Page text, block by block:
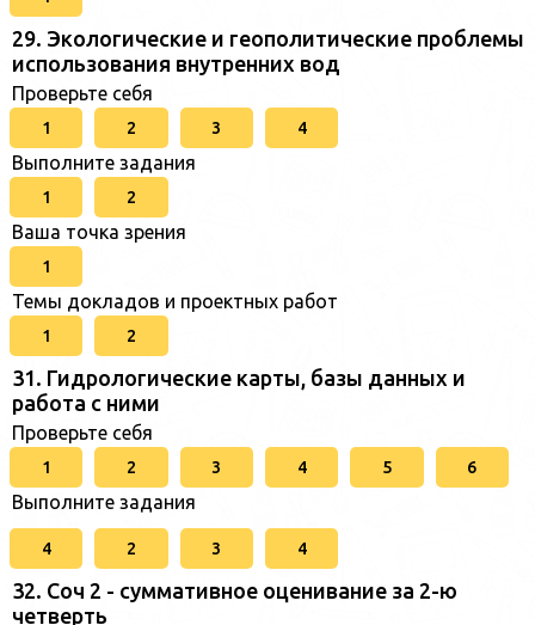
29. Экологические и геополитические проблемы
использования внутренних вод
Проверьте себя
1 2 3 4
Выполните задания
1 2
Ваша точка зрения
1
Темы докладов и проектных работ
1 2
31. Гидрологические карты, базы данных и
работа с ними
Проверьте себя
1 2 3 4 5 6
Выполните задания
4 2 3 4
32. Соч 2 - суммативное оценивание за 2-ю
четверть